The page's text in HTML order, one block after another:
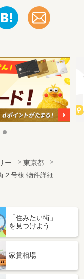
ー
東京都
２号棟 物件詳細
「住みたい街」
を見つけよう
家賃相場